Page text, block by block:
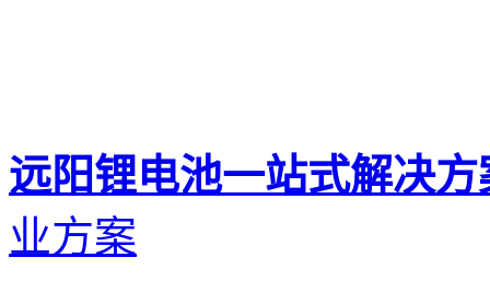
远阳锂电池一站式解决方
业方案